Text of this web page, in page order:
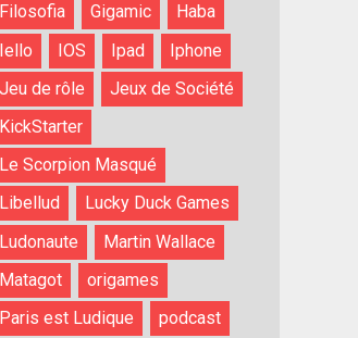
Filosofia
Gigamic
Haba
Iello
IOS Ipad
Iphone
Jeu de rôle
Jeux de Société
KickStarter
Le Scorpion Masqué
Libellud
Lucky Duck Games
Ludonaute
Martin Wallace
Matagot
origames
Paris est Ludique
podcast